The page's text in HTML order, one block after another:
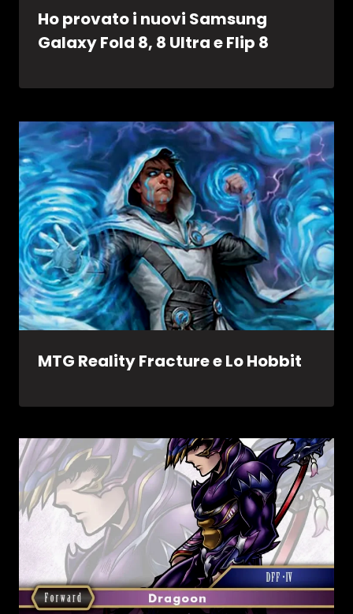
Ho provato i nuovi Samsung
Galaxy Fold 8, 8 Ultra e Flip 8
MTG Reality Fracture e Lo Hobbit